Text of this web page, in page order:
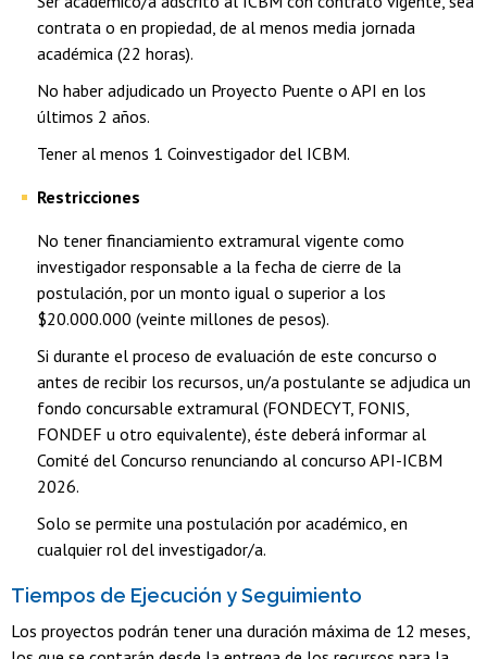
contrata o en propiedad, de al menos media jornada
académica (22 horas).
No haber adjudicado un Proyecto Puente o API en los
últimos 2 años.
Tener al menos 1 Coinvestigador del ICBM.
Restricciones
No tener financiamiento extramural vigente como
investigador responsable a la fecha de cierre de la
postulación, por un monto igual o superior a los
$20.000.000 (veinte millones de pesos).
Si durante el proceso de evaluación de este concurso o
antes de recibir los recursos, un/a postulante se adjudica un
fondo concursable extramural (FONDECYT, FONIS,
FONDEF u otro equivalente), éste deberá informar al
Comité del Concurso renunciando al concurso API-ICBM
2026.
Solo se permite una postulación por académico, en
cualquier rol del investigador/a.
Tiempos de Ejecución y Seguimiento
Los proyectos podrán tener una duración máxima de 12 meses,